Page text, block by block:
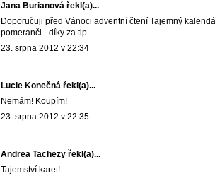
Jana Burianová řekl(a)...
Doporučuji před Vánoci adventní čtení Tajemný
pomeranči - díky za tip
23. srpna 2012 v 22:34
Lucie Konečná řekl(a)...
Nemám! Koupím!
23. srpna 2012 v 22:35
Andrea Tachezy řekl(a)...
Tajemství karet!